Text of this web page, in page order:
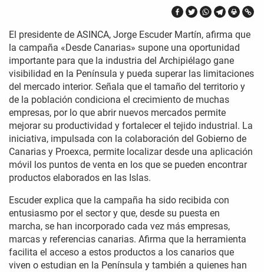
El presidente de ASINCA, Jorge Escuder Martín, afirma que
la campaña «Desde Canarias» supone una oportunidad
importante para que la industria del Archipiélago gane
visibilidad en la Península y pueda superar las limitaciones
del mercado interior. Señala que el tamaño del territorio y
de la población condiciona el crecimiento de muchas
empresas, por lo que abrir nuevos mercados permite
mejorar su productividad y fortalecer el tejido industrial. La
iniciativa, impulsada con la colaboración del Gobierno de
Canarias y Proexca, permite localizar desde una aplicación
móvil los puntos de venta en los que se pueden encontrar
productos elaborados en las Islas.
Escuder explica que la campaña ha sido recibida con
entusiasmo por el sector y que, desde su puesta en
marcha, se han incorporado cada vez más empresas,
marcas y referencias canarias. Afirma que la herramienta
facilita el acceso a estos productos a los canarios que
viven o estudian en la Península y también a quienes han